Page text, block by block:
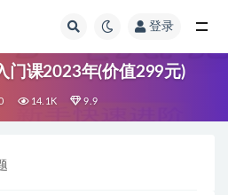
登录
门课2023年(价值299元)
14.1K 9.9